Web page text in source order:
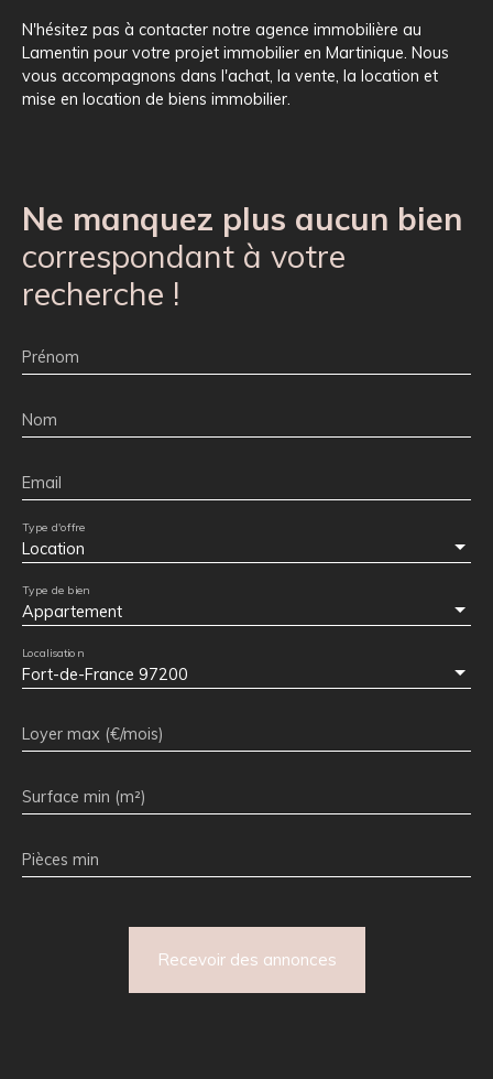
N'hésitez pas à contacter notre agence immobilière au
Lamentin pour votre projet immobilier en Martinique. Nous
vous accompagnons dans l'achat, la vente, la location et
mise en location de biens immobilier.
Ne manquez plus aucun bien
correspondant à votre
recherche !
Prénom
Nom
Email
Location
Type d'offre
Appartement
Type de bien
Fort-de-France 97200
Localisation
Loyer max (€/mois)
Surface min (m²)
Pièces min
Recevoir des annonces